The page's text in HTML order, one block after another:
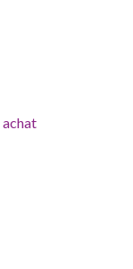
achat